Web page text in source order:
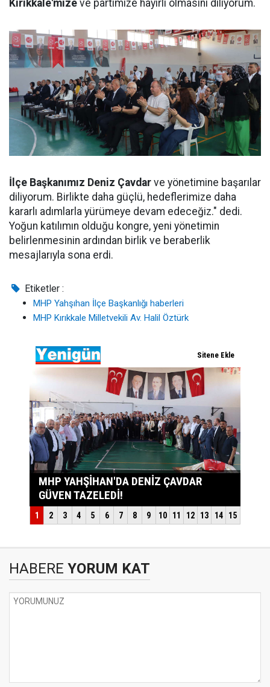
Kırıkkale'mize ve partimize hayırlı olmasını diliyorum.
İlçe Başkanımız Deniz Çavdar ve yönetimine başarılar
diliyorum. Birlikte daha güçlü, hedeflerimize daha
kararlı adımlarla yürümeye devam edeceğiz." dedi.
Yoğun katılımın olduğu kongre, yeni yönetimin
belirlenmesinin ardından birlik ve beraberlik
mesajlarıyla sona erdi.
Etiketler :
MHP Yahşıhan İlçe Başkanlığı haberleri
MHP Kırıkkale Milletvekili Av. Halil Öztürk
HABERE YORUM KAT